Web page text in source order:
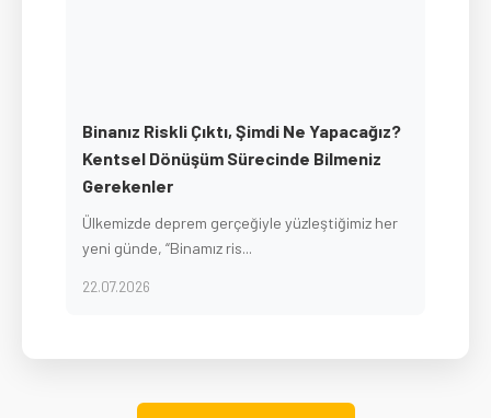
Binanız Riskli Çıktı, Şimdi Ne Yapacağız?
Kentsel Dönüşüm Sürecinde Bilmeniz
Gerekenler
Ülkemizde deprem gerçeğiyle yüzleştiğimiz her
yeni günde, “Binamız ris...
22.07.2026